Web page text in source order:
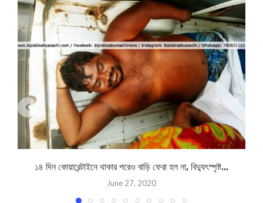
১৪ দিন কোয়ারেন্টাইনে থাকার পরেও বাড়ি ফেরা হল না, বিদ্যুৎস্পৃষ্ট...
June 27, 2020